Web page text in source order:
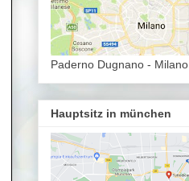
Paderno Dugnano - Milano
Hauptsitz in münchen